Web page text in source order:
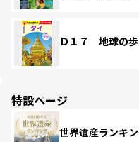
Ｄ１７ 地球の
特設ページ
世界遺産ランキ